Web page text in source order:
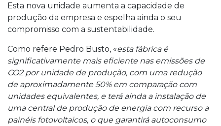
Esta nova unidade aumenta a capacidade de
produção da empresa e espelha ainda o seu
compromisso com a sustentabilidade.
Como refere Pedro Busto, «esta fábrica é
significativamente mais eficiente nas emissões de
CO2 por unidade de produção, com uma redução
de aproximadamente 50% em comparação com
unidades equivalentes, e terá ainda a instalação de
uma central de produção de energia com recurso a
painéis fotovoltaicos, o que garantirá autoconsumo